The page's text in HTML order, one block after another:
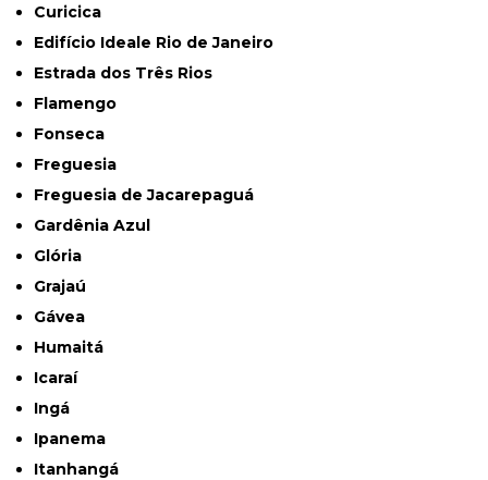
Curicica
Edifício Ideale Rio de Janeiro
Estrada dos Três Rios
Flamengo
Fonseca
Freguesia
Freguesia de Jacarepaguá
Gardênia Azul
Glória
Grajaú
Gávea
Humaitá
Icaraí
Ingá
Ipanema
Itanhangá